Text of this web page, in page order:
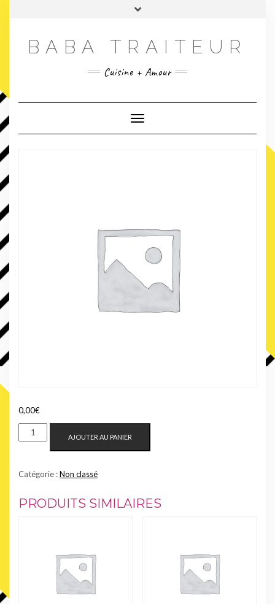
Toggle
BABA TRAITEUR
Cuisine + Amour
Toggle Navigation
0,00€
QUANTITÉ
DE
EN
+
AJOUTER AU PANIER
Catégorie :Non classé
PRODUITS SIMILAIRES